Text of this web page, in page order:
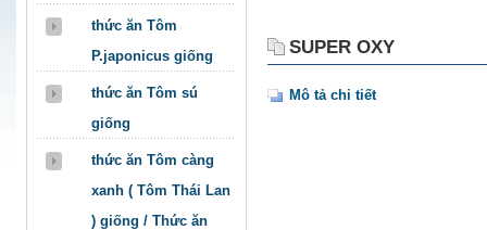
SUPER OXY
Mô tả chi tiết
thức ăn Tôm
P.japonicus giống
thức ăn Tôm sú
giống
thức ăn Tôm càng
xanh ( Tôm Thái Lan
) giống / Thức ăn